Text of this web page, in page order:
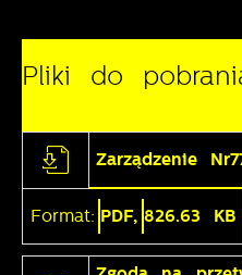
Pliki do
Zarządzenie
Format: PDF, 826.63 KB
społecznościowych.